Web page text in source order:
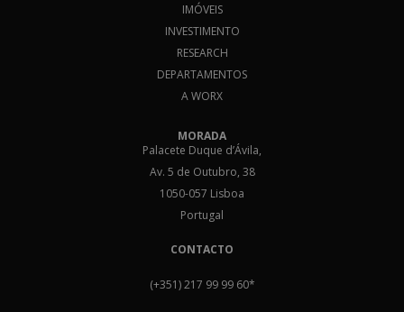
IMÓVEIS
INVESTIMENTO
RESEARCH
DEPARTAMENTOS
A WORX
MORADA
Palacete Duque d’Ávila,
Av. 5 de Outubro, 38
1050-057 Lisboa
Portugal
CONTACTO
(+351) 217 99 99 60*